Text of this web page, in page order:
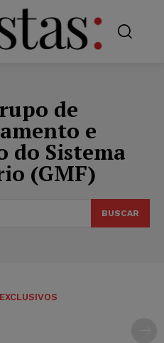
de
e
do Sistema
(GMF)
BUSCAR